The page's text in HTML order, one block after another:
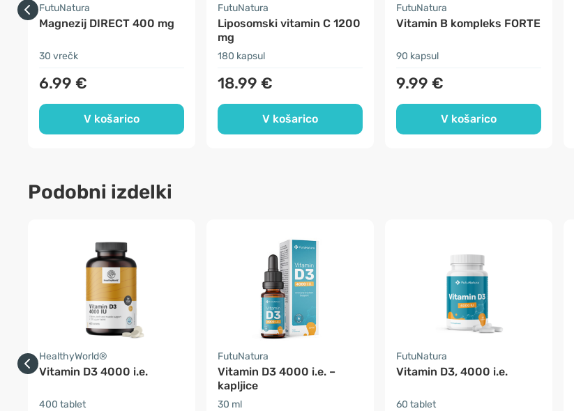
FutuNatura
Magnezij DIRECT 400 mg
30 vrečk
6.99 €
V košarico
FutuNatura
Liposomski vitamin C 1200
mg
180 kapsul
18.99 €
V košarico
FutuNatura
Vitamin B kompleks FORTE
90 kapsul
9.99 €
V košarico
Podobni izdelki
HealthyWorld®
Vitamin D3 4000 i.e.
400 tablet
FutuNatura
Vitamin D3 4000 i.e. –
kapljice
30 ml
FutuNatura
Vitamin D3, 4000 i.e.
60 tablet